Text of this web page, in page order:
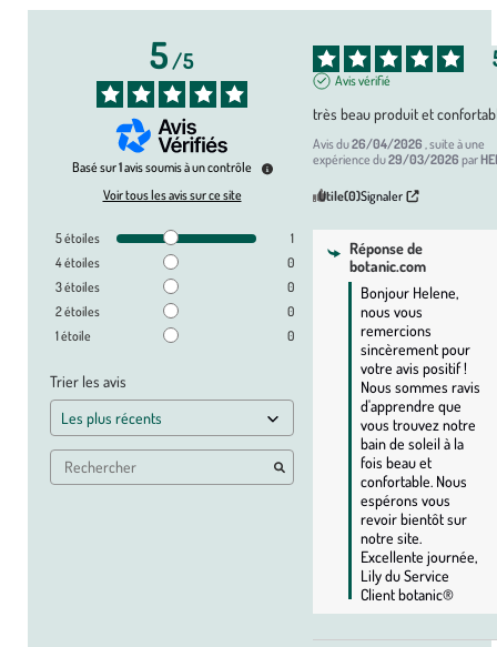
5/5
Basé sur1avis soumis à un contrôle
Voir tous les avis sur ce site
5étoiles
1
4étoiles
0
3étoiles
0
2étoiles
0
1étoile 0
Trier les avis
Avis vérifié
très beau produit et
Avis du26/04/2026 , suite à une
expérience du29/03/2026 par
Utile(0)Signaler
Réponse de
botanic.com
Bonjour Helene,
nous vous
remercions
sincèrement pour
votre avis positif !
Nous sommes ravis
d'apprendre que
vous trouvez notre
bain de soleil à la
fois beau et
confortable. Nous
espérons vous
revoir bientôt sur
notre site.
Excellente journée,
Lily du Service
Client botanic®